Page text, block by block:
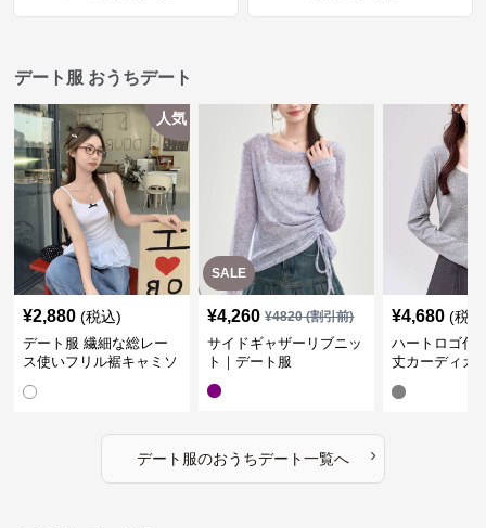
デート服 おうちデート
人気
¥2,880 (税込)
デート服 繊細な総レー
ス使いフリル裾キャミソ
SALE
¥4,260 ¥4820(割引前)
サイドギャザーリブニッ
ト｜デート服
¥4,680 (税
ハートロゴ付
丈カーディガ
デート服のおうちデート一覧へ ›